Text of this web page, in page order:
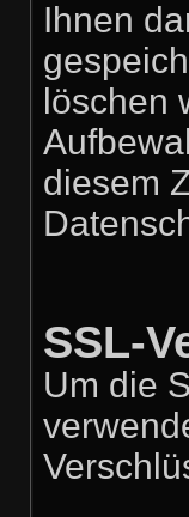
Ihnen
löschen
diesem
SSL-
Um die